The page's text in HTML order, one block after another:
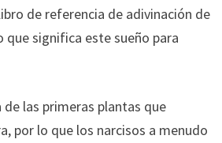
de referencia de adivinación de
que significa este sueño para
de las primeras plantas que
por lo que los narcisos a menudo